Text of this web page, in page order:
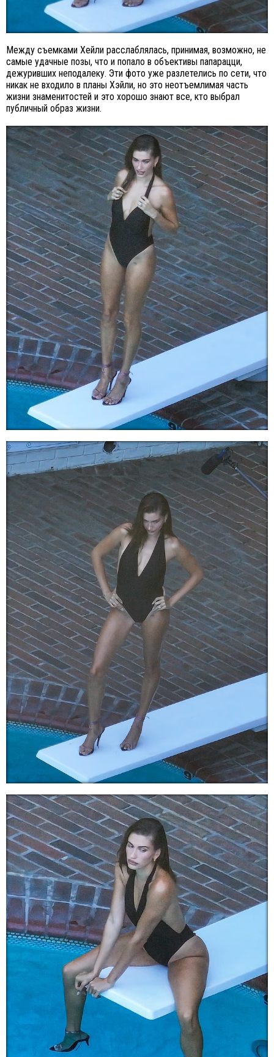
Между съемками Хейли расслаблялась, принимая, возможно, не
самые удачные позы, что и попало в объективы папарацци,
дежуривших неподалеку. Эти фото уже разлетелись по сети, что
никак не входило в планы Хэйли, но это неотъемлимая часть
жизни знаменитостей и это хорошо знают все, кто выбрал
публичный образ жизни.